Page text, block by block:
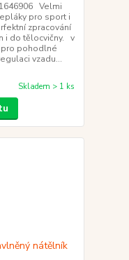
Velmi
pro sport i
zpracování
i do tělocvičny. v
pro pohodlné
vzadu...
Skladem > 1 ks